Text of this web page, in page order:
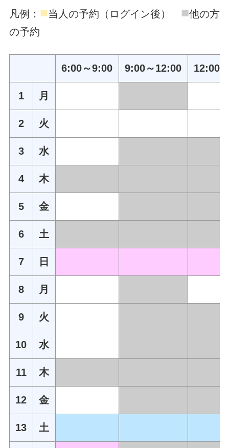
凡例： ■当人の予約（ログイン後） ■他の方
の予約
6:00～9:00 9:00～12:00 12:00
1 月
2 火
3 水
4 木
5 金
6 土
7 日
8 月
9 火
10 水
11 木
12 金
13 土